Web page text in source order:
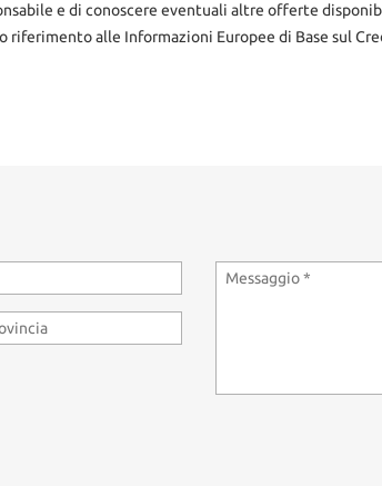
e di conoscere eventuali altre offerte
alle Informazioni Europee di Base sul